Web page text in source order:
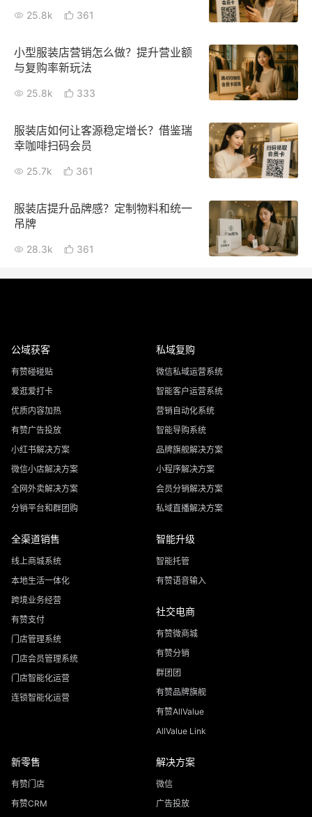
25.8k 361
小型服装店营销怎么做？提升营业额
与复购率新玩法
25.8k 333
服装店如何让客源稳定增长？借鉴瑞
幸咖啡扫码会员
25.7k 361
服装店提升品牌感？定制物料和统一
吊牌
28.3k 361
公域获客
有赞碰碰贴
爱逛爱打卡
优质内容加热
有赞广告投放
小红书解决方案
微信小店解决方案
全网外卖解决方案
分销平台和群团购
私域复购
微信私域运营系统
智能客户运营系统
营销自动化系统
智能导购系统
品牌旗舰解决方案
小程序解决方案
会员分销解决方案
私域直播解决方案
全渠道销售
线上商城系统
本地生活一体化
跨境业务经营
有赞支付
门店管理系统
门店会员管理系统
门店智能化运营
连锁智能化运营
智能升级
智能托管
有赞语音输入
社交电商
有赞微商城
有赞分销
群团团
有赞品牌旗舰
有赞AllValue
AllValue Link
新零售
有赞门店
有赞CRM
解决方案
微信
广告投放